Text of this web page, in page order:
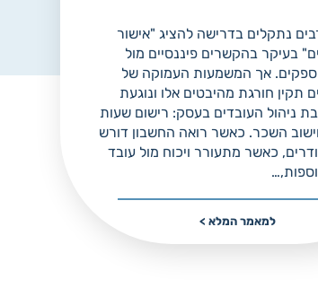
נתקלים בדרישה להציג "אישור
בעיקר בהקשרים פיננסיים מול
ספקים. אך המשמעות העמוקה של
תקין חורגת מהיבטים אלו ונוגעת
ניהול העובדים בעסק: רישום שעות
השכר. כאשר רואה החשבון דורש
כאשר מתעורר ויכוח מול עובד
למאמר המלא >